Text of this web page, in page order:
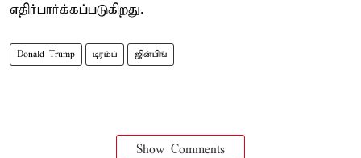
எதிர்பார்க்கப்படுகிறது.
Donald Trump டிரம்ப் ஜின்பிங்
Show Comments